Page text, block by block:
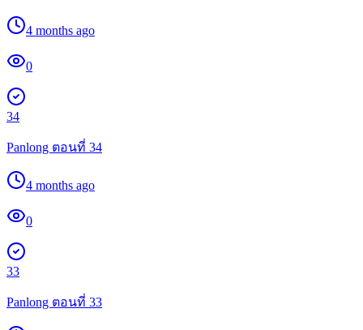
4 months ago
0
34
Panlong ตอนที่ 34
4 months ago
0
33
Panlong ตอนที่ 33